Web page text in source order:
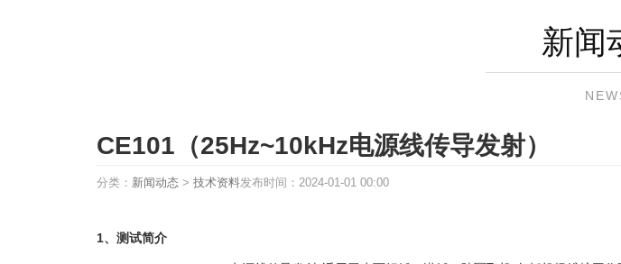
新闻
CE101（25Hz~10kHz电源线传导发射）
分类： 新闻动态 > 技术资料发布时间： 2024-01-01 00:00
1、测试简介